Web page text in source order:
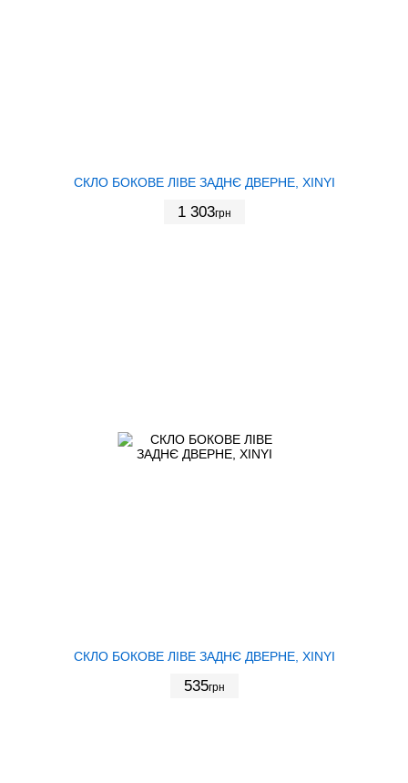
СКЛО БОКОВЕ ЛІВЕ ЗАДНЄ ДВЕРНЕ, XINYI
1 303грн
СКЛО БОКОВЕ ЛІВЕ ЗАДНЄ ДВЕРНЕ, XINYI
535грн